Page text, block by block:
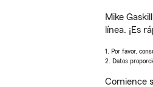
Mike
línea. ¡Es
1. Por favor,
2. Datos
Comience